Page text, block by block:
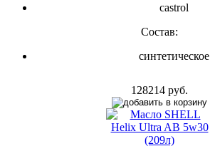
castrol
Состав:
синтетическое
128214 руб.